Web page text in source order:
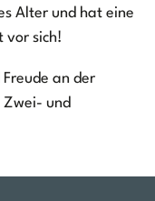
Alter und hat eine
vor sich!
an der
und